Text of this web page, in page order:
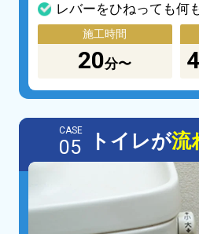
レバーをひねっても何
施工時間
20分〜
CASE
05 トイレが流